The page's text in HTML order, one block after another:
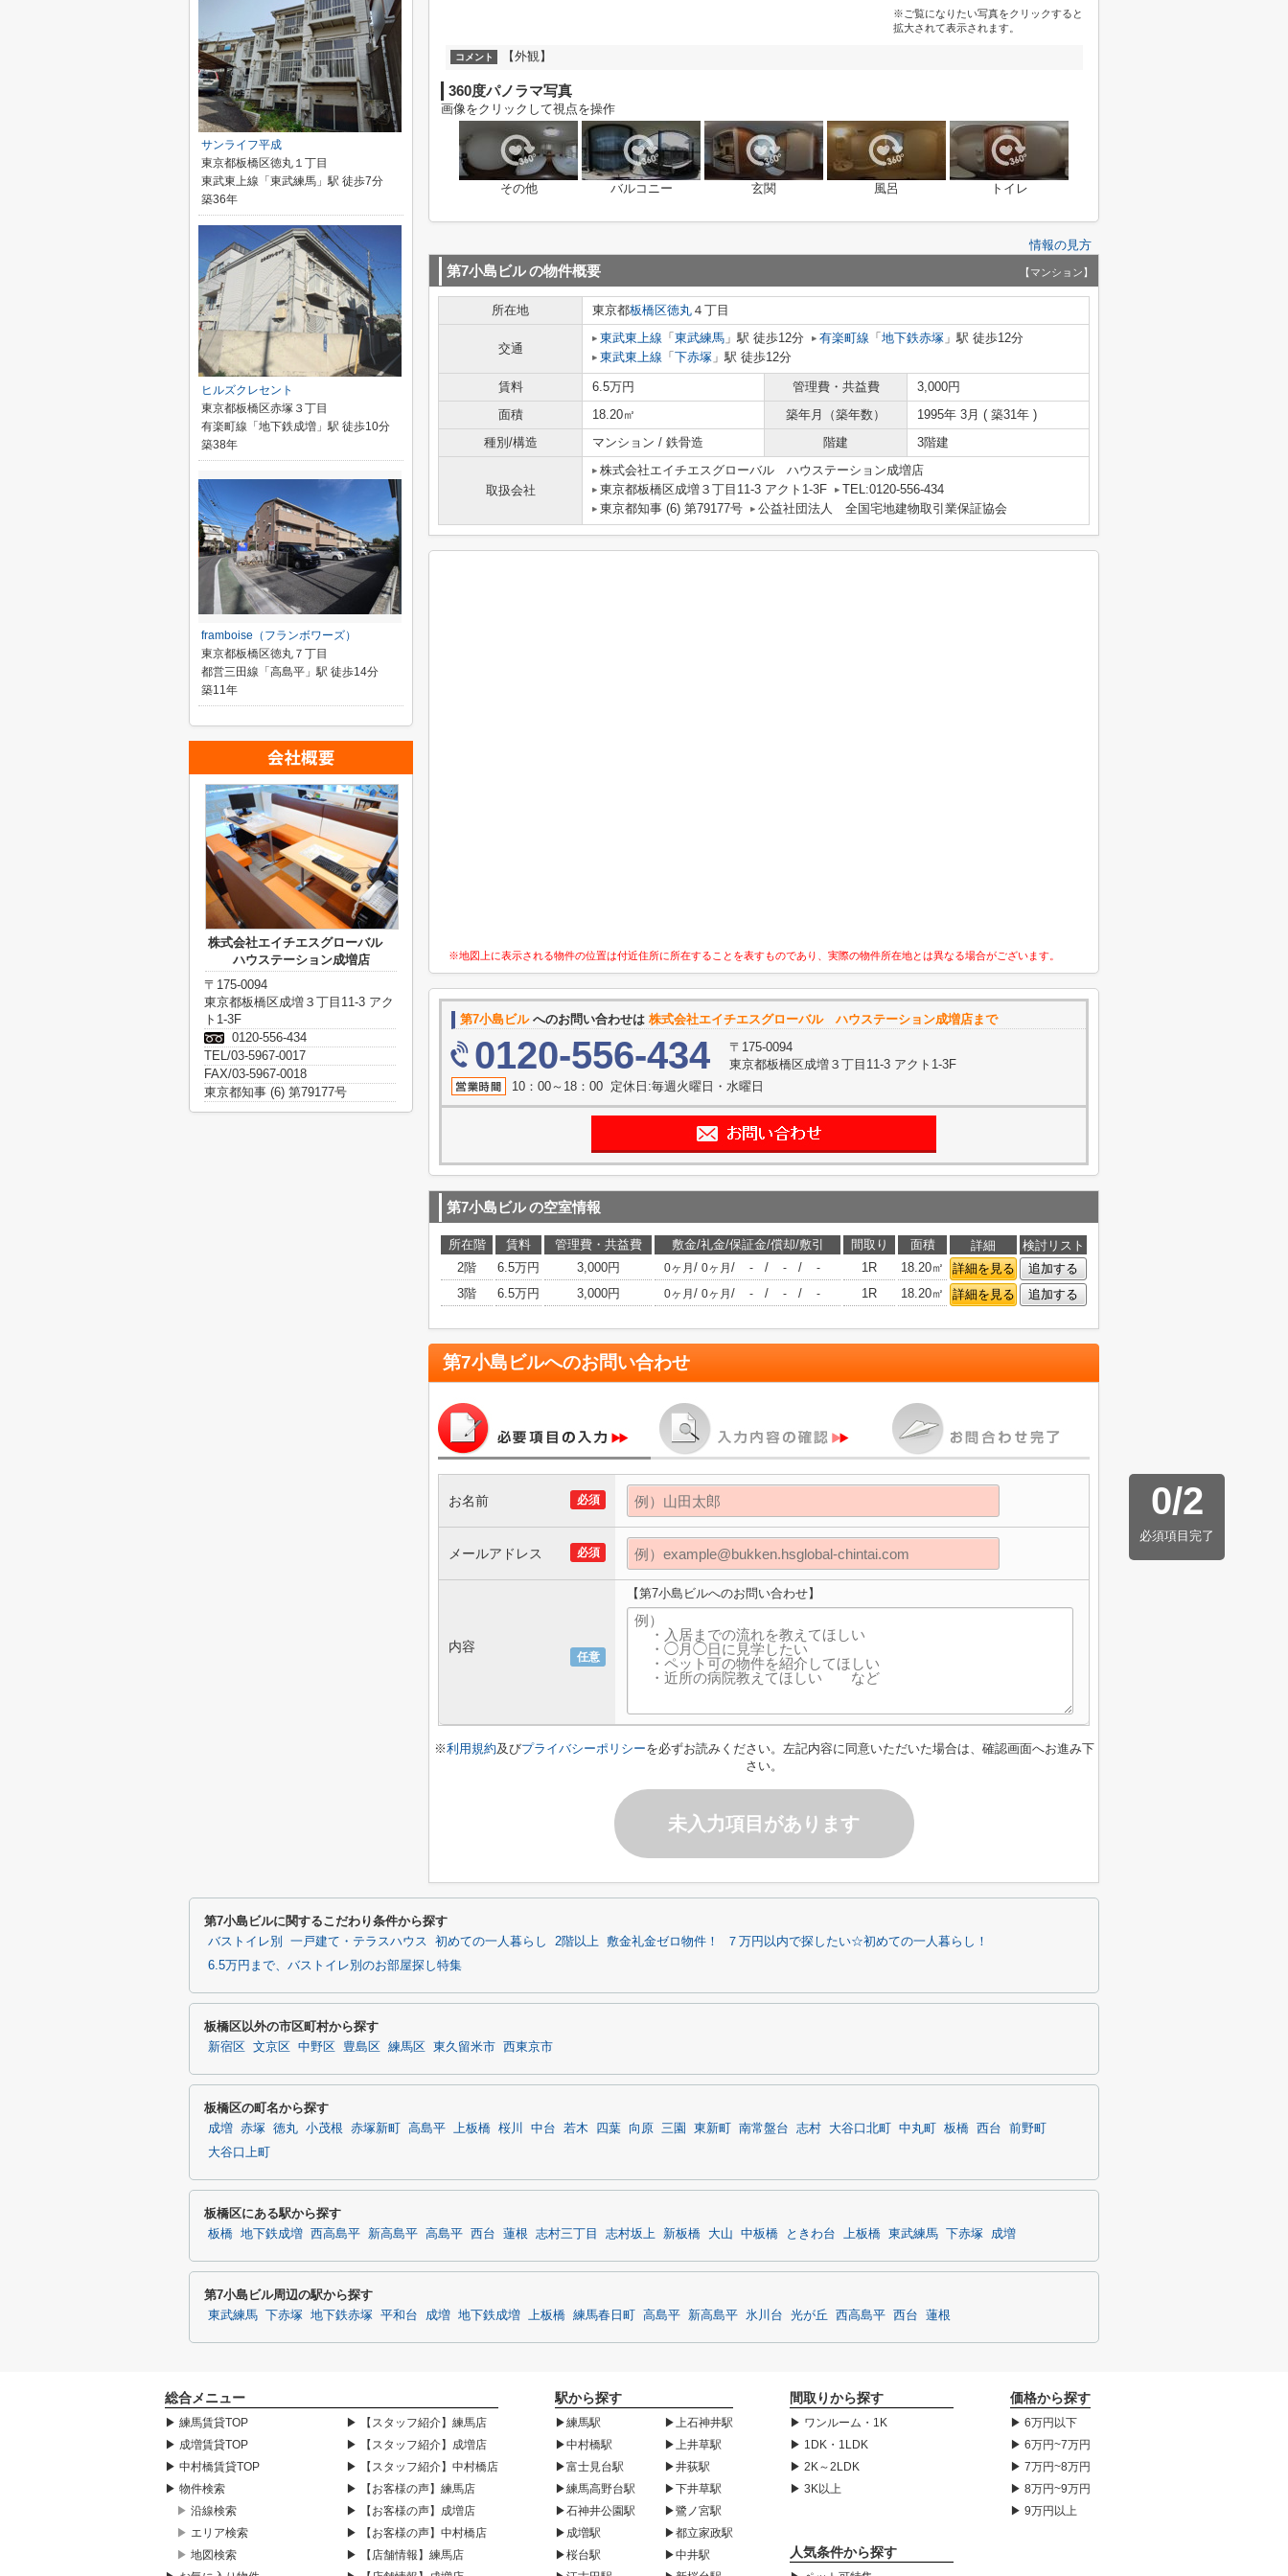
※ご覧になりたい写真をクリックすると
拡大されて表示されます。
コメント 【外観】
360度パノラマ写真
画像をクリックして視点を操作
その他 バルコニー 玄関 風呂 トイレ
情報の見方
第7小島ビルの物件概要 【マンション】
所在地 東京都板橋区徳丸 ４丁目
交通
東武東上線 「 東武練馬 」駅 徒歩12分 有楽町線 「 地下鉄赤塚 」駅 徒歩12分
東武東上線 「 下赤塚 」駅 徒歩12分
賃料 6.5万円 管理費・共益費
3,000円
面積
18.20㎡ 築年月（築年数）
1995年 3月 ( 築31年 )
種別/構造
マンション / 鉄骨造 階建 3階建
取扱会社
株式会社エイチエスグローバル ハウステーション成増店
東京都板橋区成増３丁目11-3 アクト1-3F
TEL:0120-556-434
東京都知事 (6) 第79177号
公益社団法人 全国宅地建物取引業保証協会
※地図上に表示される物件の位置は付近住所に所在することを表すものであり、実際の物件所在地とは異なる場合がございます。
第7小島ビルへのお問い合わせは 株式会社エイチエスグローバル ハウステーション成増店まで
0120-556-434
〒175-0094
東京都板橋区成増３丁目11-3 アクト1-3F
10：00～18：00 定休日:毎週火曜日・水曜日
第7小島ビルの空室情報
所在階 賃料 管理費・共益費 敷金/礼金/保証金/償却/敷引 間取り 面積 詳細
検討リスト
2階
6.5万円 3,000円 0ヶ月 / 0ヶ月 / - / - / - 1R 18.20㎡ 詳細を見る
追加する
3階
6.5万円 3,000円 0ヶ月 / 0ヶ月 / - / - / - 1R 18.20㎡ 詳細を見る 追加する
第7小島ビルへのお問い合わせ
0/2
必須項目完了
必須
お名前
必須
メールアドレス
任意
内容
【第7小島ビルへのお問い合わせ】
※利用規約及びプライバシーポリシーを必ずお読みください。左記内容に同意いただいた場合は、確認画面へお進み下
さい。
未入力項目があります
サンライフ平成
東京都板橋区徳丸１丁目
東武東上線「東武練馬」駅 徒歩7分
築36年
ヒルズクレセント
東京都板橋区赤塚３丁目
有楽町線「地下鉄成増」駅 徒歩10分
築38年
framboise（フランボワーズ）
東京都板橋区徳丸７丁目
都営三田線「高島平」駅 徒歩14分
築11年
株式会社エイチエスグローバル
ハウステーション成増店
〒175-0094
東京都板橋区成増３丁目11-3 アク
ト1-3F
0120-556-434
TEL/03-5967-0017
FAX/03-5967-0018
東京都知事 (6) 第79177号
第7小島ビルに関するこだわり条件から探す
バストイレ別 一戸建て・テラスハウス 初めての一人暮らし 2階以上 敷金礼金ゼロ物件！
７万円以内で探したい☆初めての一人暮らし！
6.5万円まで、バストイレ別のお部屋探し特集
板橋区以外の市区町村から探す
新宿区 文京区 中野区 豊島区 練馬区 東久留米市 西東京市
板橋区の町名から探す
成増 赤塚 徳丸 小茂根 赤塚新町 高島平 上板橋 桜川 中台 若木 四葉 向原 三園 東新町 南常盤台 志村 大谷口北町 中丸町 板橋 西台
前野町
大谷口上町
板橋区にある駅から探す
板橋 地下鉄成増 西高島平 新高島平 高島平 西台 蓮根 志村三丁目 志村坂上 新板橋 大山 中板橋 ときわ台 上板橋 東武練馬 下赤塚 成増
第7小島ビル周辺の駅から探す
東武練馬 下赤塚 地下鉄赤塚 平和台 成増 地下鉄成増 上板橋 練馬春日町 高島平 新高島平 氷川台 光が丘 西高島平 西台 蓮根
総合メニュー
▶ 練馬賃貸TOP
▶ 成増賃貸TOP
▶ 中村橋賃貸TOP
▶ 物件検索
▶ 沿線検索
▶ エリア検索
▶ 地図検索
▶ 【スタッフ紹介】練馬店
▶ 【スタッフ紹介】成増店
▶ 【スタッフ紹介】中村橋店
▶ 【お客様の声】練馬店
▶ 【お客様の声】成増店
▶ 【お客様の声】中村橋店
▶ 【店舗情報】練馬店
駅から探す
▶練馬駅
▶中村橋駅
▶富士見台駅
▶練馬高野台駅
▶石神井公園駅
▶成増駅
▶桜台駅
▶上石神井駅
▶上井草駅
▶井荻駅
▶下井草駅
▶鷺ノ宮駅
▶都立家政駅
▶中井駅
間取りから探す
▶ ワンルーム・1K
▶ 1DK・1LDK
▶ 2K～2LDK
▶ 3K以上
人気条件から探す
価格から探す
▶ 6万円以下
▶ 6万円~7万円
▶ 7万円~8万円
▶ 8万円~9万円
▶ 9万円以上